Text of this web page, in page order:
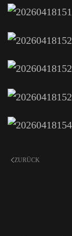
ZURÜCK